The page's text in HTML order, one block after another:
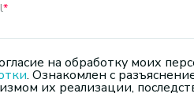
*
на обработку моих
. Ознакомлен с
их реализации,